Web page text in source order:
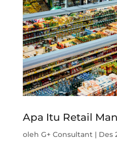
Apa Itu Retail
oleh G+ Consultant| Des